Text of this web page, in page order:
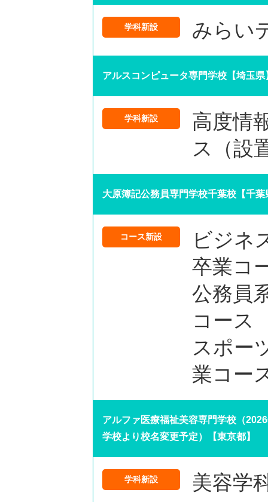
学科新設 みらい
アルスコンピュータ専門学校【埼玉県
学科新設
高度情
ス（設
大原簿記公務員専門学校千葉校【千葉
コース新設
ビジネ
卒業コ
公務員
コース
スポー
業コー
アルファ医療福祉美容専門学校（
学校より校名変更予定）【東京都】
学科新設 美容学